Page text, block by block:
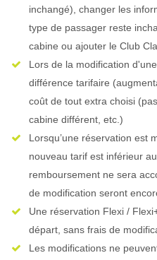
inchangé), changer les
type de passager reste
cabine ou ajouter le Club
Lors de la modification
différence tarifaire
coût de tout extra choisi
cabine différent, etc.)
Lorsqu’une réservation est
nouveau tarif est inférieur
remboursement ne sera
de modification seront
Une réservation Flexi /
départ, sans frais de
Les modifications ne